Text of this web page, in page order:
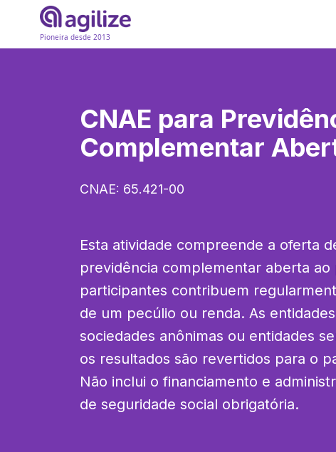
Pioneira desde 2013
CNAE para
Complementar
CNAE: 65.421-00
Esta atividade compreende a oferta
previdência complementar aberta ao
participantes contribuem
de um pecúlio ou renda. As
sociedades anônimas ou entidades
os resultados são revertidos para o
Não inclui o financiamento e
de seguridade social obrigatória.